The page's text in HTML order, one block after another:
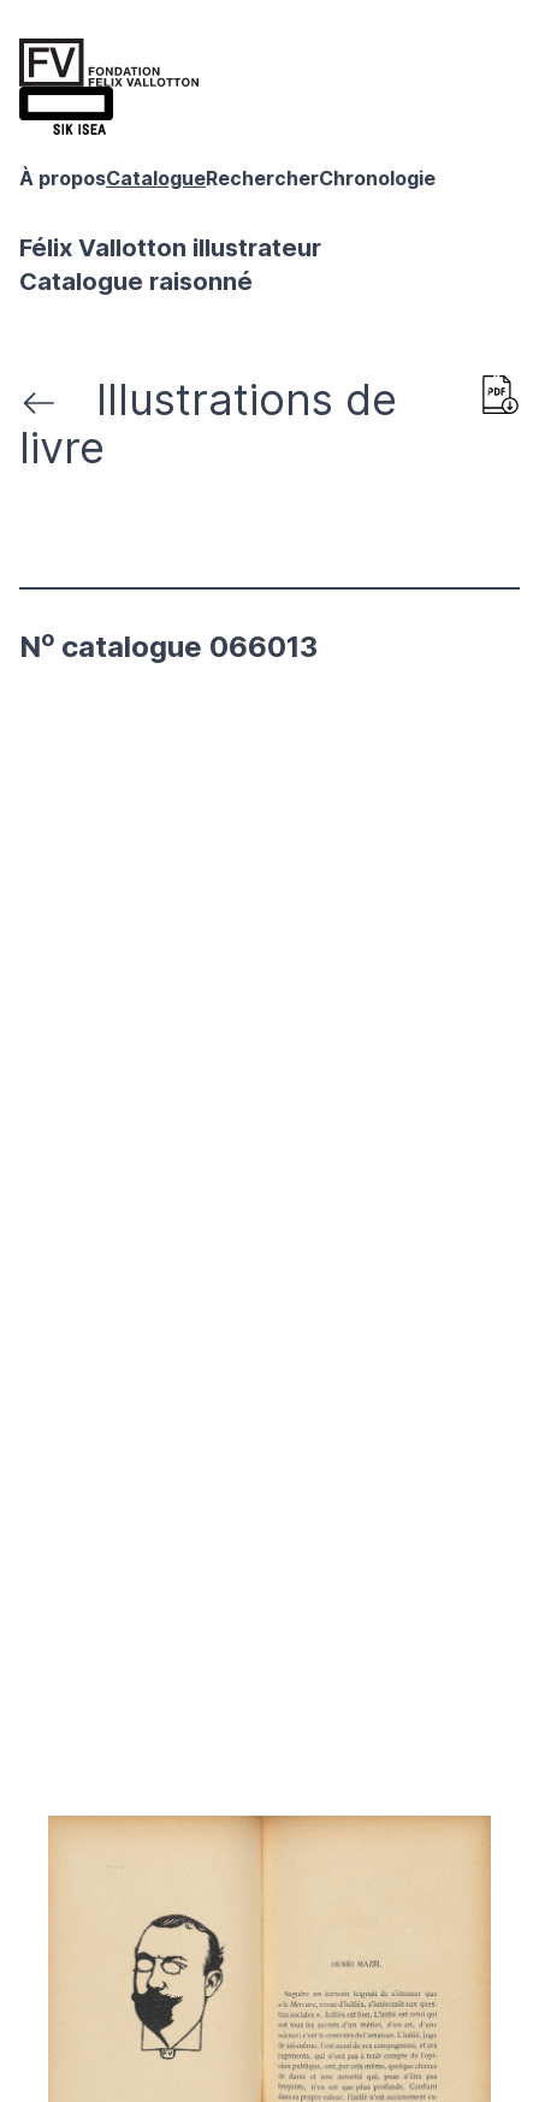
À proposCatalogueRechercherChronologie
Félix Vallotton illustrateur
Catalogue raisonné
Illustrations de
livre
No catalogue 066013